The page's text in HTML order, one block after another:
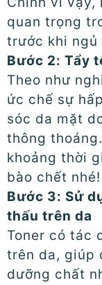
quan trọng
trước khi ngủ
Bước 2: Tẩy
Theo như
ức chế sự
sóc da mặt
thông
khoảng thời
bào chết nhé!
Bước 3: Sử
thấu trên da
Toner có tác
trên da, giúp
dưỡng chất